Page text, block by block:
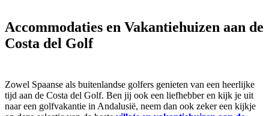
Accommodaties en Vakantiehuizen aan de
Costa del Golf
Zowel Spaanse als buitenlandse golfers genieten van een heerlijke
tijd aan de Costa del Golf. Ben jij ook een liefhebber en kijk je uit
naar een golfvakantie in Andalusië, neem dan ook zeker een kijkje